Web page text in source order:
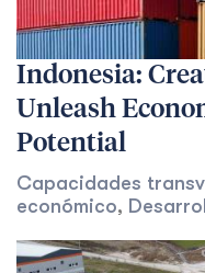
Indonesia:
Unleash
Potential
Capacidades
económico,